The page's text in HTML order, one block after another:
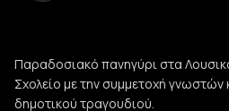
Παραδοσιακό πανηγύρι στα
Σχολείο με την συμμετοχή γνωστών
δημοτικού τραγουδιού.